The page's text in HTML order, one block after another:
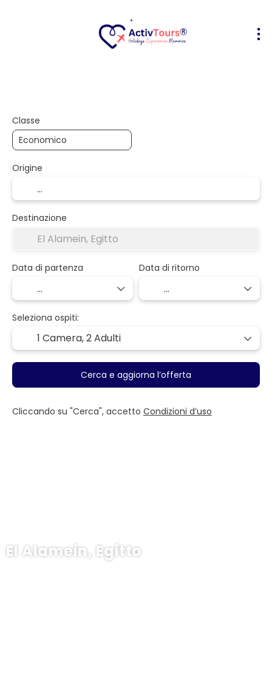
El Alamein, Egitto
Classe
Origine
Destinazione
Data di partenza Data di ritorno
Seleziona ospiti:
1 Camera,2 Adulti
Cerca e aggiorna l’offerta
Cliccando su "Cerca", accetto Condizioni d’uso